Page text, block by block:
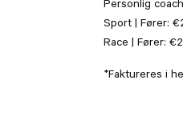
Personlig
Sport | Fører:
Race | Fører:
*Faktureres i